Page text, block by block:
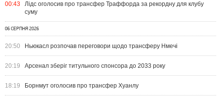
00:43
Лідс оголосив про трансфер Траффорда за рекордну для клубу
суму
06 СЕРПНЯ 2026
20:50 Ньюкасл розпочав переговори щодо трансферу Нмечі
20:19 Арсенал зберіг титульного спонсора до 2033 року
18:19 Борнмут оголосив про трансфер Хуанлу